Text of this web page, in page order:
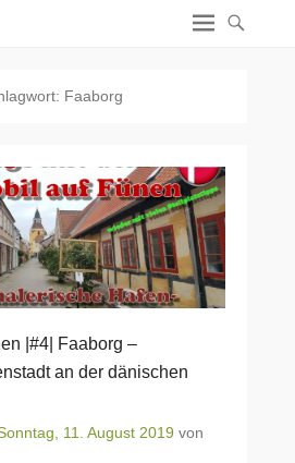
Faaborg
|#4| Faaborg –
an der dänischen
11. August 2019 von